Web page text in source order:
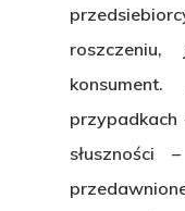
słuszności